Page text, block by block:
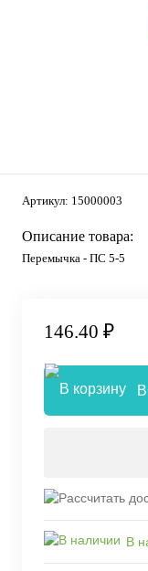
Артикул: 15000003
Описание товара:
Перемычка - ПС 5-5
146.40 ₽
В